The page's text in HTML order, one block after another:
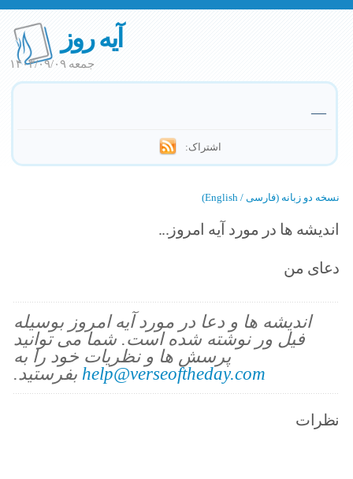
آیه روز
جمعه ۱۴۰۳/۰۹/۰۹
—
اشتراک:
نسخه دو زبانه (فارسی / English)
اندیشه ها در مورد آیه امروز...
دعای من
اندیشه ها و دعا در مورد آیه امروز بوسیله
فیل ور نوشته شده است. شما می توانید
پرسش ها و نظریات خود را به
help@verseoftheday.com بفرستید.
نظرات